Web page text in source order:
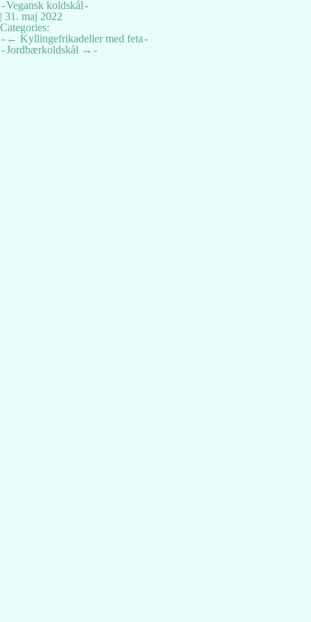
Vegansk koldskål
| 31. maj 2022
Categories:
Indlægsnavigation
← Kyllingefrikadeller med feta
Jordbærkoldskål →